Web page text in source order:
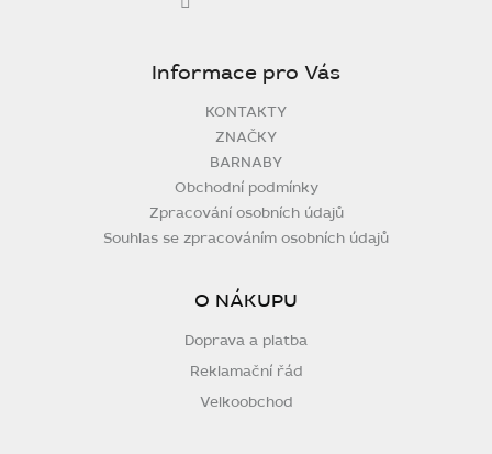
Informace pro Vás
KONTAKTY
ZNAČKY
BARNABY
Obchodní podmínky
Zpracování osobních údajů
Souhlas se zpracováním osobních údajů
O NÁKUPU
Doprava a platba
Reklamační řád
Velkoobchod